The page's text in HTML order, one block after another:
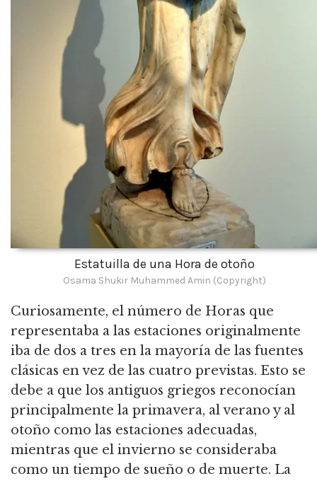
Estatuilla de una Hora de otoño
Osama Shukir Muhammed Amin (Copyright)
Curiosamente, el número de Horas que
representaba a las estaciones originalmente
iba de dos a tres en la mayoría de las fuentes
clásicas en vez de las cuatro previstas. Esto se
debe a que los antiguos griegos reconocían
principalmente la primavera, al verano y al
otoño como las estaciones adecuadas,
mientras que el invierno se consideraba
como un tiempo de sueño o de muerte. La